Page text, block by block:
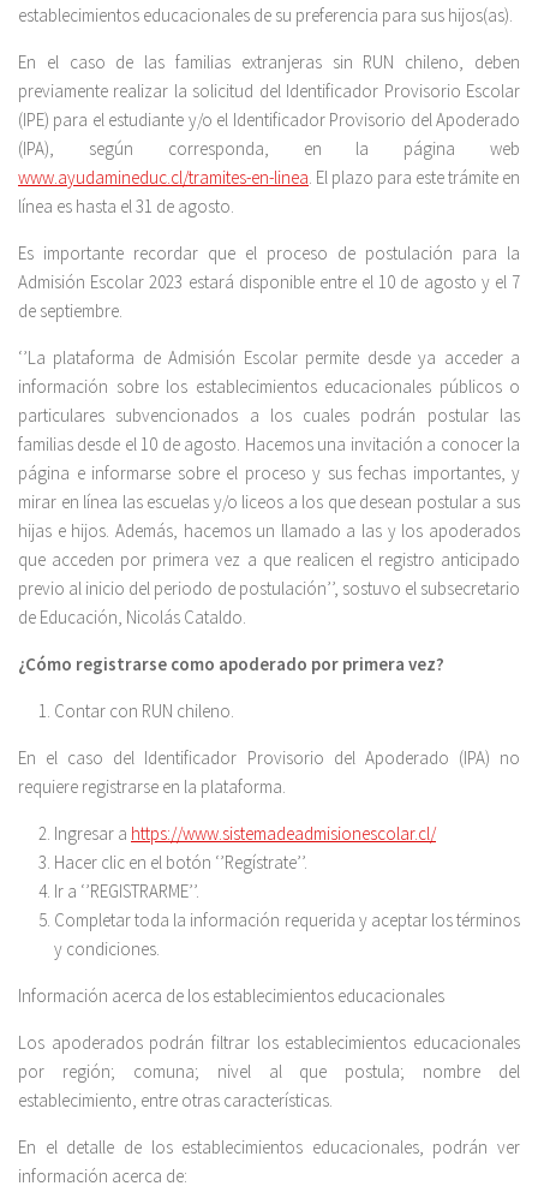
establecimientos educacionales de su preferencia para sus hijos(as).
En el caso de las familias extranjeras sin RUN chileno, deben
previamente realizar la solicitud del Identificador Provisorio Escolar
(IPE) para el estudiante y/o el Identificador Provisorio del Apoderado
(IPA), según corresponda, en la página web
www.ayudamineduc.cl/tramites-en-linea. El plazo para este trámite en
línea es hasta el 31 de agosto.
Es importante recordar que el proceso de postulación para la
Admisión Escolar 2023 estará disponible entre el 10 de agosto y el 7
de septiembre.
‘’La plataforma de Admisión Escolar permite desde ya acceder a
información sobre los establecimientos educacionales públicos o
particulares subvencionados a los cuales podrán postular las
familias desde el 10 de agosto. Hacemos una invitación a conocer la
página e informarse sobre el proceso y sus fechas importantes, y
mirar en línea las escuelas y/o liceos a los que desean postular a sus
hijas e hijos. Además, hacemos un llamado a las y los apoderados
que acceden por primera vez a que realicen el registro anticipado
previo al inicio del periodo de postulación’’, sostuvo el subsecretario
de Educación, Nicolás Cataldo.
¿Cómo registrarse como apoderado por primera vez?
Contar con RUN chileno.
En el caso del Identificador Provisorio del Apoderado (IPA) no
requiere registrarse en la plataforma.
Ingresar a https://www.sistemadeadmisionescolar.cl/
Hacer clic en el botón ‘’Regístrate’’.
Ir a ‘’REGISTRARME’’.
Completar toda la información requerida y aceptar los términos
y condiciones.
Información acerca de los establecimientos educacionales
Los apoderados podrán filtrar los establecimientos educacionales
por región; comuna; nivel al que postula; nombre del
establecimiento, entre otras características.
En el detalle de los establecimientos educacionales, podrán ver
información acerca de: